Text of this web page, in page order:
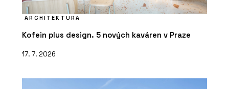
ARCHITEKTURA
Kofein plus design. 5 nových kaváren v Praze
17. 7. 2026